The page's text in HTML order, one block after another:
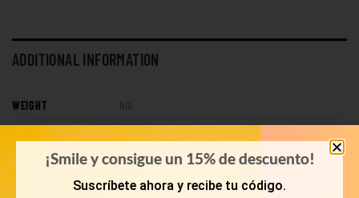
ADDITIONAL INFORMATION
WEIGHT N/A
¡Smile y consigue un 15% de descuento!
Suscríbete ahora y recibe tu código.